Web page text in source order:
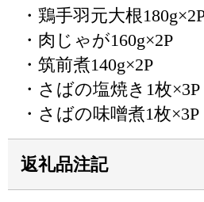
・鶏手羽元大根
・肉じゃが160g×2P
・筑前煮140g×2P
・さばの塩焼き1枚×3P
・さばの味噌煮1枚×3P
返礼品注記